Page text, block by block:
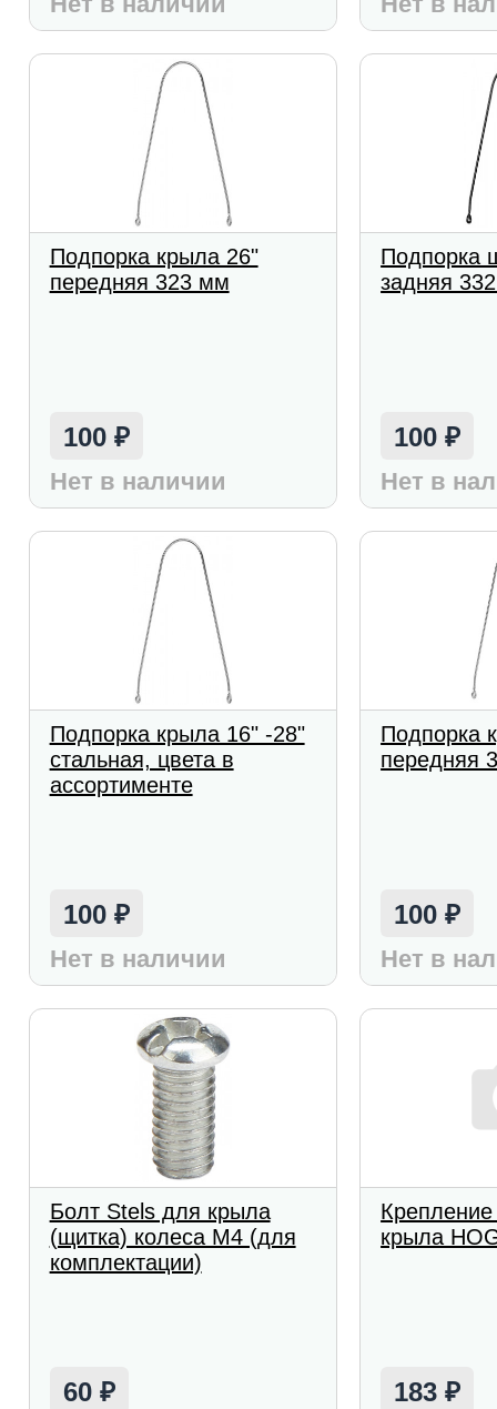
Подпорка крыла 26"
передняя 323 мм
100 ₽
Нет в наличии
Подпорка
задняя
100₽
Нет в
Подпорка крыла 16" -28"
стальная, цвета в
ассортименте
100 ₽
Нет в наличии
Подпорка
передняя
100₽
Нет в
Болт Stels для крыла
(щитка) колеса М4 (для
комплектации)
60 ₽
крыла
183₽